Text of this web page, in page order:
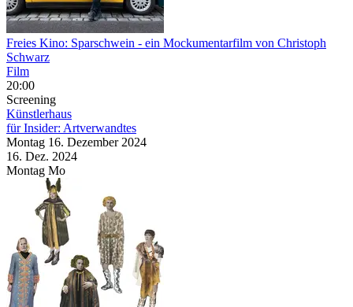
Freies Kino: Sparschwein - ein Mockumentarfilm von Christoph
Schwarz
Film
20:00
Screening
Künstlerhaus
für Insider: Artverwandtes
Montag 16. Dezember 2024
16. Dez. 2024
Montag Mo